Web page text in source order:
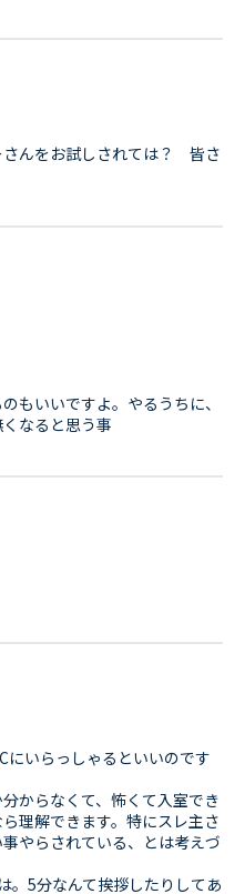
さんをお試しされては？ 皆さ
もいいですよ。やるうちに、
なると思う事
にいらっしゃるといいのです
からなくて、怖くて入室でき
理解できます。特にスレ主さ
やらされている、とは考えづ
。5分なんて挨拶したりしてあ